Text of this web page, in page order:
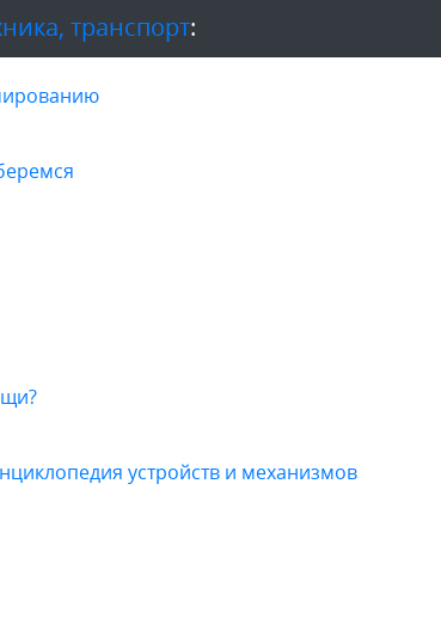
транспорт:
устройств и механизмов